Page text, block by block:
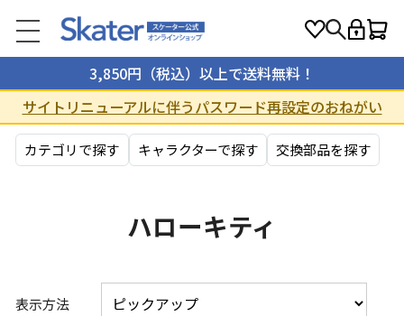
3,850円（税込）以上で送料無料！
サイトリニューアルに伴うパスワード再設定のおねがい
カテゴリで探す キャラクターで探す 交換部品を探す
ハローキティ
表示方法